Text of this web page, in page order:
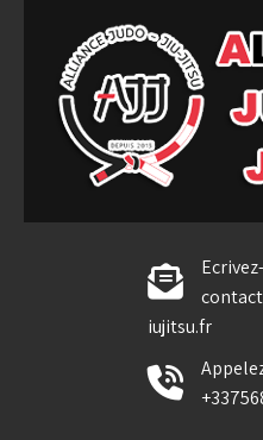
content
Alliance
iujitsu.fr